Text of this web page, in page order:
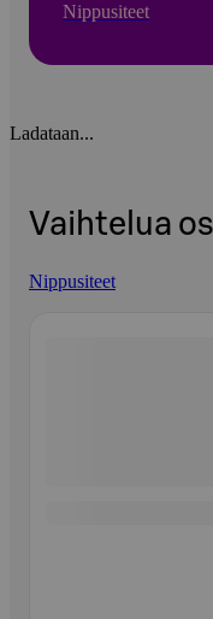
Nippusiteet
Ladataan...
Vaihtelua
Nippusiteet